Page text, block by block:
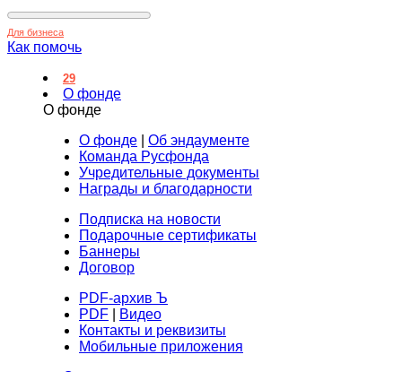
Для бизнеса
Как помочь
29
О фонде
О фонде
О фонде
Об эндаументе
Команда Русфонда
Учредительные документы
Награды и благодарности
Подписка на новости
Подарочные сертификаты
Баннеры
Договор
PDF-архив Ъ
PDF
Видео
Контакты и реквизиты
Мобильные приложения